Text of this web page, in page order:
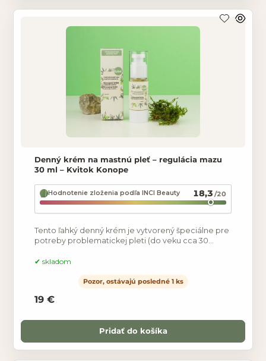
Denný krém na mastnú pleť – regulácia mazu
30 ml – Kvitok Konope
Hodnotenie zloženia podľa INCI Beauty 18,3 /20
Tento ľahký denný krém je vytvorený špeciálne pre
potreby problematickej pleti (do veku cca 30
póry či
skladom
Pozor, ostávajú posledné 1 ks
19 €
Pridať do košíka